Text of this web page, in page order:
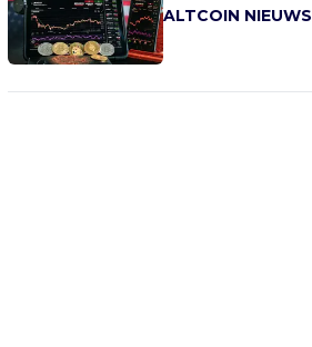
ALTCOIN NIEUWS